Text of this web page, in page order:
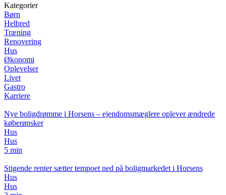
Kategorier
Børn
Helbred
Træning
Renovering
Hus
Økonomi
Oplevelser
Livet
Gastro
Karriere
Nye boligdrømme i Horsens – ejendomsmæglere oplever ændrede
køberønsker
Hus
Hus
5 min
Stigende renter sætter tempoet ned på boligmarkedet i Horsens
Hus
Hus